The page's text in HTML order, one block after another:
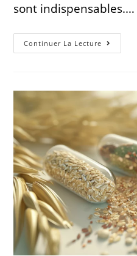
sont indispensables.…
Continuer La Lecture